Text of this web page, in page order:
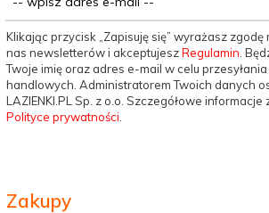
Klikając przycisk „Zapisuję się” wyrażasz
nas newsletterów i akceptujeszRegulamin.
Twoje imię oraz adres e-mail w celu
handlowych. Administratorem Twoich danych
LAZIENKI.PL Sp. z o.o. Szczegółowe
Polityce prywatności.
Zakupy